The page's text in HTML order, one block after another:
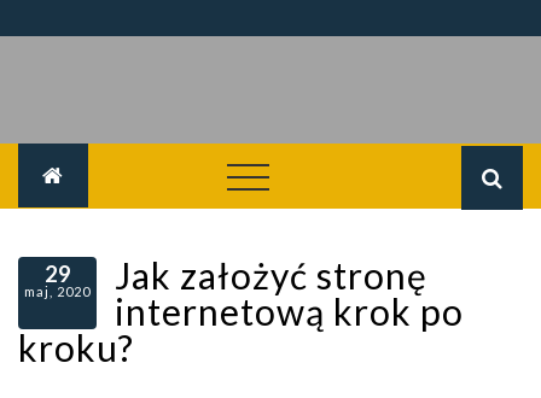
content
29
maj, 2020
Jak założyć stronę
internetową krok po
kroku?